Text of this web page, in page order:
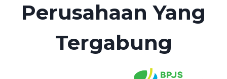
Perusahaan Yang
Tergabung